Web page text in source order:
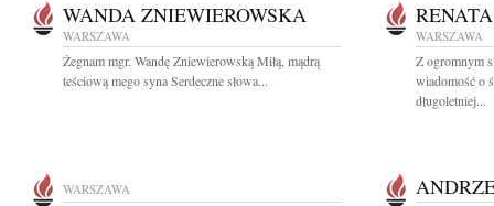
WANDA ZNIEWIEROWSKA
WARSZAWA
Żegnam mgr. Wandę Zniewierowską Miłą, mądrą
teściową mego syna Serdeczne słowa...
WARSZAWA
Z ogromnym
wiadomość o
długoletniej...
WARSZAWA